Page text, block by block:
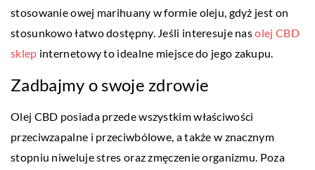
stosowanie owej marihuany w formie oleju, gdyż jest on
stosunkowo łatwo dostępny. Jeśli interesuje nasolej CBD
sklep internetowy to idealne miejsce do jego zakupu.
Zadbajmy o swoje zdrowie
Olej CBD posiada przede wszystkim właściwości
przeciwzapalne i przeciwbólowe, a także w znacznym
stopniu niweluje stres oraz zmęczenie organizmu. Poza